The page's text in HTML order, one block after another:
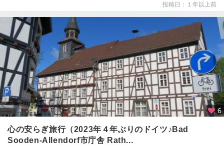
ュ
ッ
ケ
ン
ザ
ー
ル
ラ
ン
ト
州
投稿日：１年以上前
6
心の安らぎ旅行（2023年４年ぶりのドイツ♪Bad
Sooden-Allendorf市庁舎 Rath...